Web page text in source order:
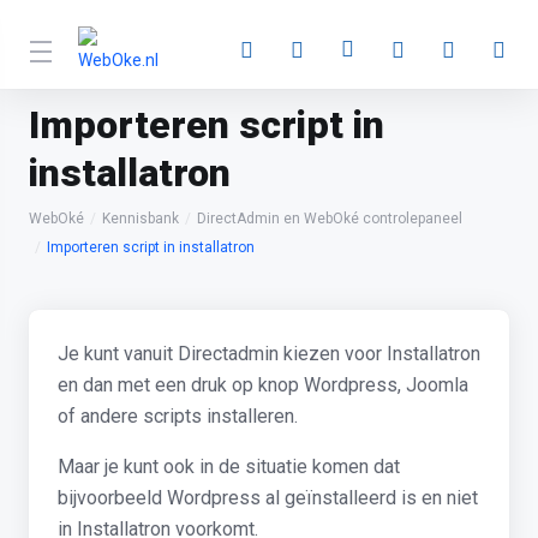
Importeren script in
installatron
WebOké Kennisbank
DirectAdmin en WebOké controlepaneel
Importeren script in installatron
Je kunt vanuit Directadmin kiezen voor Installatron
en dan met een druk op knop Wordpress, Joomla
of andere scripts installeren.
Maar je kunt ook in de situatie komen dat
bijvoorbeeld Wordpress al geïnstalleerd is en niet
in Installatron voorkomt.